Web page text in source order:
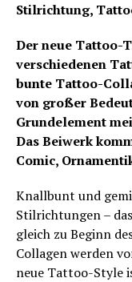
Stilrichtung,
Der neue Tattoo-
verschiedenen
bunte Tattoo-
von großer
Grundelement
Das Beiwerk
Comic,
Knallbunt und
Stilrichtungen –
gleich zu Beginn
Collagen werden
neue Tattoo-Style